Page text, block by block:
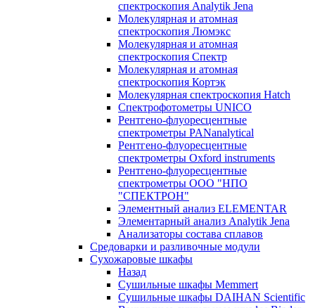
спектроскопия Analytik Jena
Молекулярная и атомная
спектроскопия Люмэкс
Молекулярная и атомная
спектроскопия Спектр
Молекулярная и атомная
спектроскопия Кортэк
Молекулярная спектроскопия Hatch
Спектрофотометры UNICO
Рентгено-флуоресцентные
спектрометры PANanalytical
Рентгено-флуоресцентные
спектрометры Oxford instruments
Рентгено-флуоресцентные
спектрометры ООО "НПО
"СПЕКТРОН"
Элементный анализ ELEMENTAR
Элементарный анализ Analytik Jena
Анализаторы состава сплавов
Средоварки и разливочные модули
Сухожаровые шкафы
Назад
Сушильные шкафы Memmert
Сушильные шкафы DAIHAN Scientific